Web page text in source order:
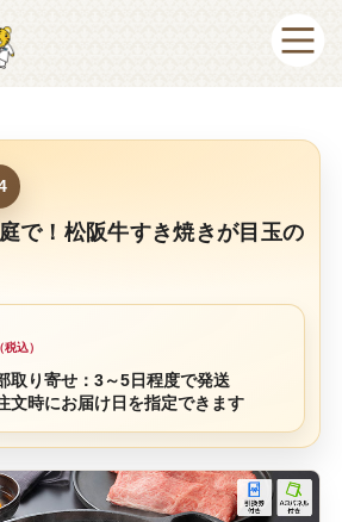
で！松阪牛すき焼きが目玉の
（税込）
取り寄せ：3～5日程度で発送
文時にお届け日を指定できます